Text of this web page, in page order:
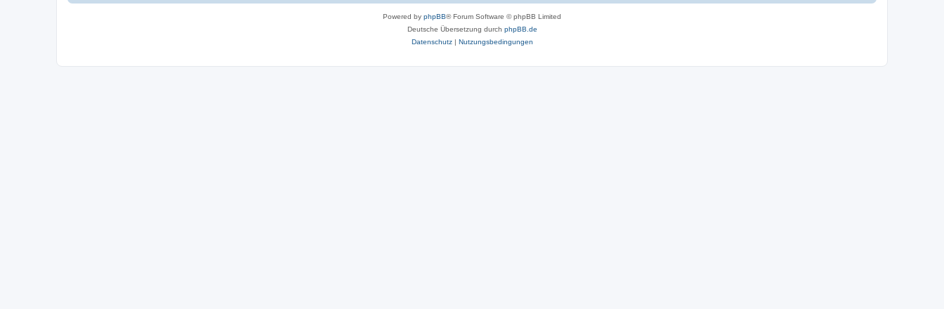
Powered by phpBB® Forum Software © phpBB Limited
Deutsche Übersetzung durch phpBB.de
Datenschutz| Nutzungsbedingungen